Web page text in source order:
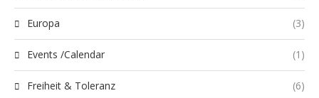
Europa (3)
Events /Calendar (1)
Freiheit & Toleranz (6)